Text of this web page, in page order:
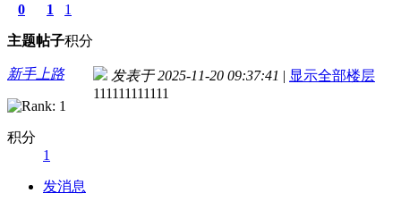
0
主题
1
帖子
1
积分
新手上路
积分
1
发消息
发表于 2025-11-20 09:37:41 | 显示全部楼层
111111111111